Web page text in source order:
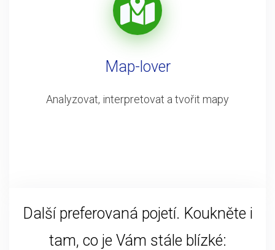
Map-lover
Analyzovat, interpretovat a tvořit mapy
Další preferovaná pojetí. Koukněte i
tam, co je Vám stále blízké: